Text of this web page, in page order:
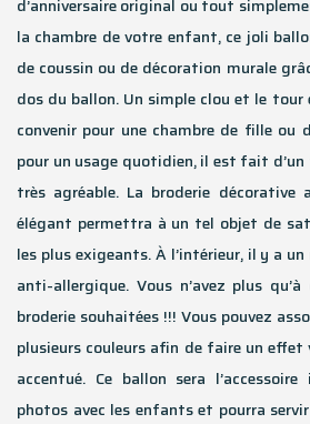
d’anniversaire original ou tout
la chambre de votre enfant, ce joli
de coussin ou de décoration murale
dos du ballon. Un simple clou et le tour
convenir pour une chambre de fille
pour un usage quotidien, il est fait
très agréable. La broderie décorative
élégant permettra à un tel objet de
les plus exigeants. À l’intérieur, il y a
anti-allergique. Vous n’avez plus
broderie souhaitées !!! Vous pouvez
plusieurs couleurs afin de faire un
accentué. Ce ballon sera
photos avec les enfants et pourra